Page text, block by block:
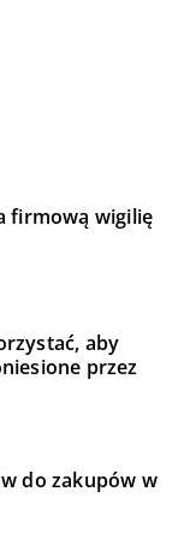
firmową wigilię
aby
przez
do zakupów w